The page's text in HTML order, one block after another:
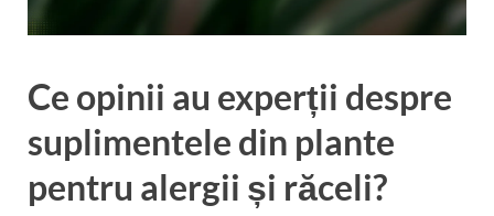
Ce opinii au experții despre
suplimentele din plante
pentru alergii și răceli?